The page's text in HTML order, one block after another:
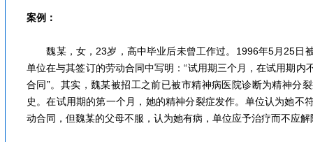
案例：
魏某，女，23岁，高中毕业后未曾工作过。1996年5月25日
单位在与其签订的劳动合同中写明：“试用期三个月，在试用期内
合同”。其实，魏某被招工之前已被市精神病医院诊断为精神分
史。在试用期的第一个月，她的精神分裂症发作。单位认为她不
动合同，但魏某的父母不服，认为她有病，单位应予治疗而不应